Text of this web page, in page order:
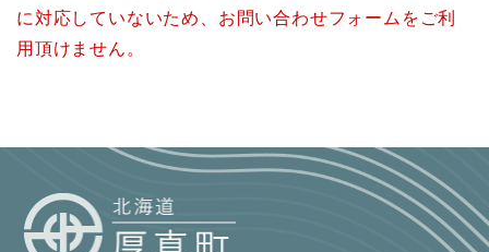
に対応していないため、お問い合わせフォームをご利
用頂けません。